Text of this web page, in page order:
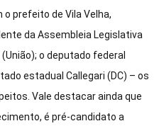
prefeito de Vila Velha,
da Assembleia Legislativa
o deputado federal
estadual Callegari (DC) – os
Vale destacar ainda que
é pré-candidato a